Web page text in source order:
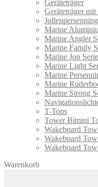
Geräteträger
Geräteträger
Marine
Marine Angler
Marine Family
Marine Jon Serie
Marine Light
Marine
Marine
Marine Strong
T-Tops
Tower Bimini
Wakeboard
Wakeboard
Wakeboard
Warenkorb